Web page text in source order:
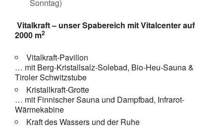
Sonntag)
Vitalkraft – unser Spabereich mit Vitalcenter auf
2000 m2
Vitalkraft-Pavillon
… mit Berg-Kristallsalz-Solebad, Bio-Heu-Sauna &
Tiroler Schwitzstube
Kristallkraft-Grotte
… mit Finnischer Sauna und Dampfbad, Infrarot-
Wärmekabine
Kraft des Wassers und der Ruhe